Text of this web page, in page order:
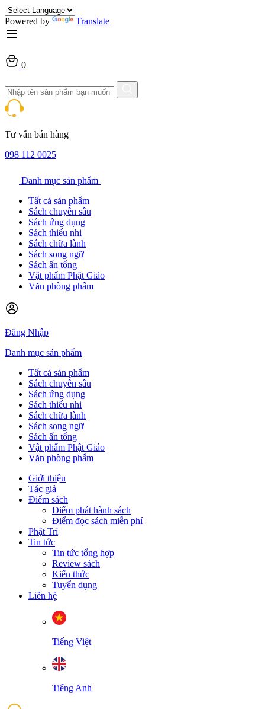
Powered by Translate
0
Tư vấn bán hàng
098 112 0025
Danh mục sản phẩm
Tất cả sản phẩm
Sách chuyên sâu
Sách ứng dụng
Sách thiếu nhi
Sách chữa lành
Sách song ngữ
Sách ấn tống
Vật phẩm Phật Giáo
Văn phòng phẩm
Đăng Nhập
Danh mục sản phẩm
Tất cả sản phẩm
Sách chuyên sâu
Sách ứng dụng
Sách thiếu nhi
Sách chữa lành
Sách song ngữ
Sách ấn tống
Vật phẩm Phật Giáo
Văn phòng phẩm
Giới thiệu
Tác giả
Điểm sách
Điểm phát hành sách
Điểm đọc sách miễn phí
Phật Trí
Tin tức
Tin tức tổng hợp
Review sách
Kiến thức
Tuyển dụng
Liên hệ
Tiếng Việt
Tiếng Anh